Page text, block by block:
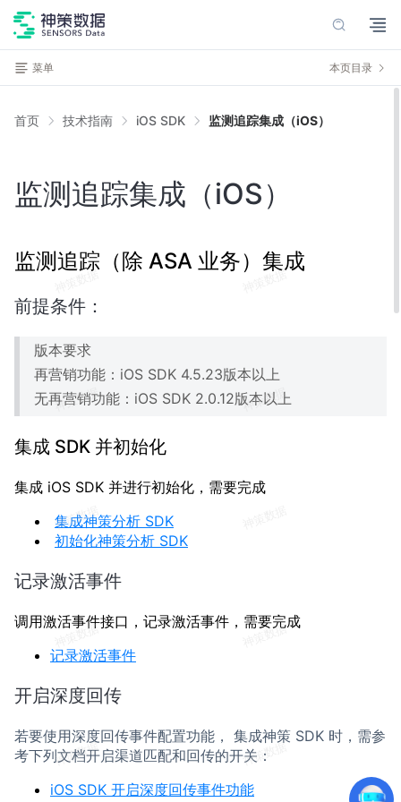
菜单 本页目录
首页 技术指南 iOS SDK 监测追踪集成（iOS）
监测追踪集成（iOS）
监测追踪（除 ASA 业务）集成
前提条件：
版本要求
再营销功能：iOS SDK 4.5.23版本以上
无再营销功能：iOS SDK 2.0.12版本以上
集成 SDK 并初始化
集成 iOS SDK 并进行初始化，需要完成
集成神策分析 SDK
初始化神策分析 SDK
记录激活事件
调用激活事件接口，记录激活事件，需要完成
记录激活事件
开启深度回传
若要使用深度回传事件配置功能， 集成神策 SDK 时，需参
考下列文档开启渠道匹配和回传的开关：
iOS SDK 开启深度回传事件功能